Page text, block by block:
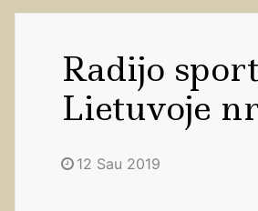
Radijo
Lietuvoje
12 Sau 2019